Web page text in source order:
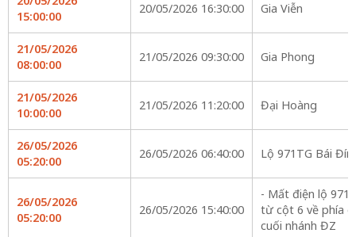
15:00:00
20/05/2026 16:30:00 Gia Viễn
21/05/2026
08:00:00
21/05/2026 09:30:00 Gia Phong
21/05/2026
10:00:00
21/05/2026 11:20:00 Đại Hoàng
26/05/2026
05:20:00
26/05/2026 06:40:00 Lộ 971TG Bái
26/05/2026
05:20:00
26/05/2026 15:40:00
- Mất điện lộ 971
từ cột 6 về phía
cuối nhánh ĐZ